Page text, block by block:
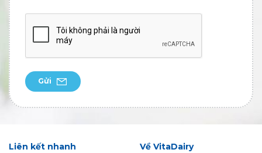
Gửi
Liên kết nhanh Về VitaDairy